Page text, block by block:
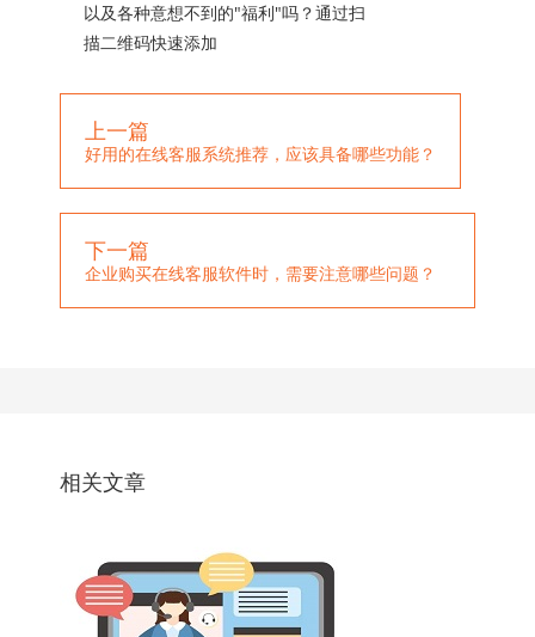
以及各种意想不到的"福利"吗？通过扫
描二维码快速添加
上一篇
好用的在线客服系统推荐，应该具备哪些功能？
下一篇
企业购买在线客服软件时，需要注意哪些问题？
相关文章